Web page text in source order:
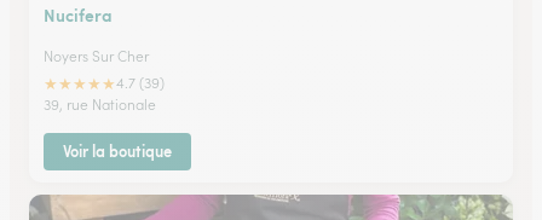
Nucifera
Noyers Sur Cher
★★★★★4.7 (39)
39, rue Nationale
Voir la boutique